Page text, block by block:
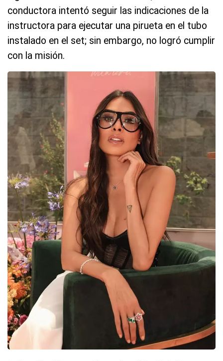
conductora intentó seguir las indicaciones de la
instructora para ejecutar una pirueta en el tubo
instalado en el set; sin embargo, no logró cumplir
con la misión.